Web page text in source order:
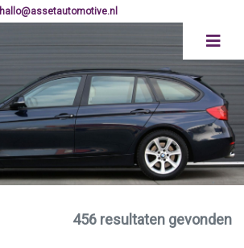
hallo@assetautomotive.nl
456 resultaten gevonden